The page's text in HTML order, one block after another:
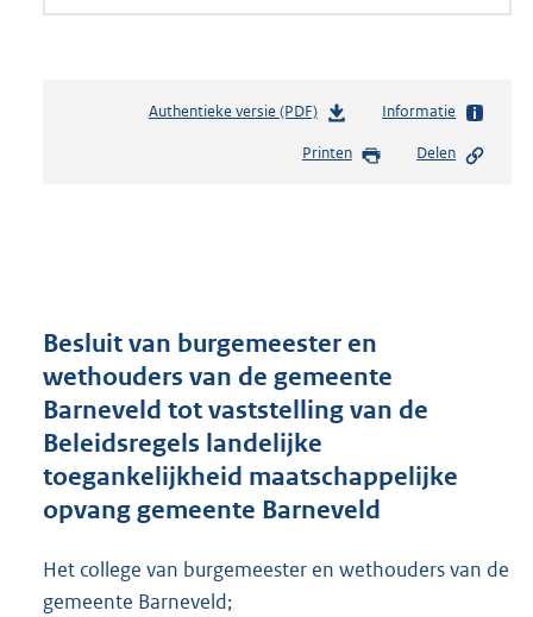
Authentieke versie (PDF)b
s
r
o
t
t
:
4
Informatie
Printen Delen
Besluit van burgemeester en
wethouders van de gemeente
Barneveld tot vaststelling van de
Beleidsregels landelijke
toegankelijkheid maatschappelijke
opvang gemeente Barneveld
Het college van burgemeester en wethouders van de
gemeente Barneveld;